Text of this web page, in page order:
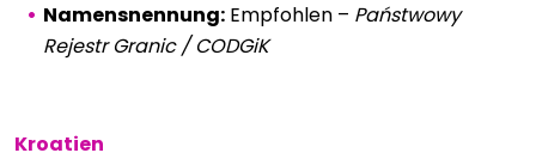
Namensnennung:Empfohlen – Państwowy
Rejestr Granic / CODGiK
Kroatien